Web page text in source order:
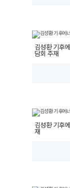
김성환 기후
담회 주재
김성환 기후
재